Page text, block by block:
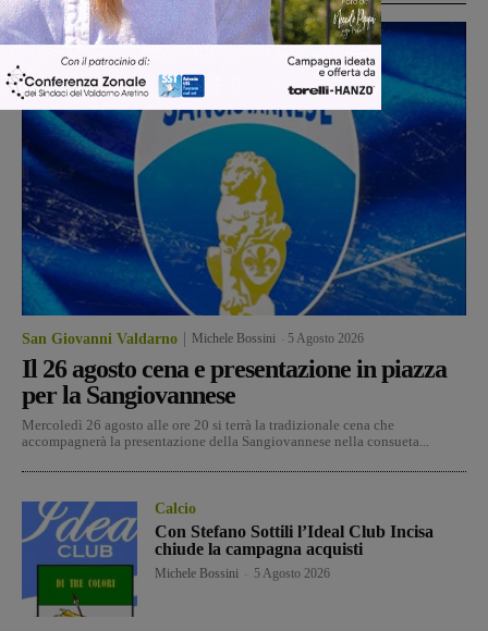
San Giovanni Valdarno Michele Bossini 5 Agosto 2026
Il 26 agosto cena e presentazione in piazza
per la Sangiovannese
Mercoledì 26 agosto alle ore 20 si terrà la tradizionale cena che
accompagnerà la presentazione della Sangiovannese nella consueta...
Calcio
Con Stefano Sottili l’Ideal Club Incisa
chiude la campagna acquisti
Michele Bossini 5 Agosto 2026